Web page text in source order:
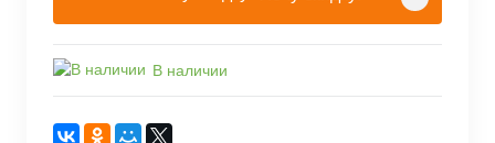
В наличии